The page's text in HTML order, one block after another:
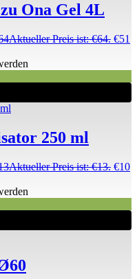
Ona Gel 4L
Aktueller Preis ist: €64. €51
250 ml
Aktueller Preis ist: €13. €10